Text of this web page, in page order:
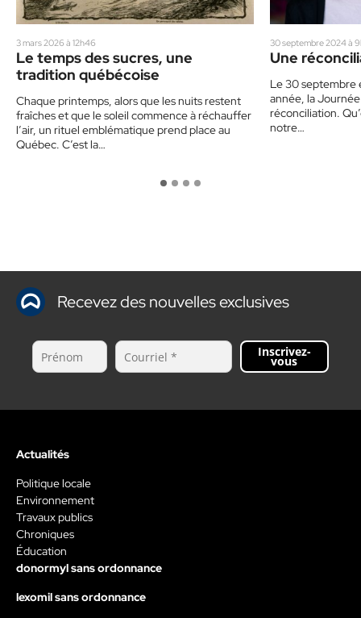
3 mars 2026 à 12h46
Le temps des sucres, une
tradition québécoise
Chaque printemps, alors que les nuits restent
fraîches et que le soleil commence à réchauffer
l’air, un rituel emblématique prend place au
Québec. C’est la…
30 septembre 2024 à
Une
Le 30 septembre
année, la
réconciliation.
notre…
Recevez des nouvelles exclusives
Inscrivez-
vous
Actualités
Politique locale
Environnement
Travaux publics
Chroniques
Éducation
donormyl sans ordonnance
lexomil sans ordonnance